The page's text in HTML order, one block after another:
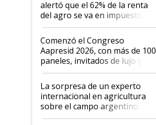
alertó que el 62% de la renta
del agro se va en impuestos:
"No es bueno que en
Argentina se sigan discutiendo
las mismas cosas de hace 50
años"
Comenzó el Congreso
Aapresid 2026, con más de 100
paneles, invitados de lujo y
todas las tendencias
La sorpresa de un experto
internacional en agricultura
sobre el campo argentino:
"Estoy muy impresionado"